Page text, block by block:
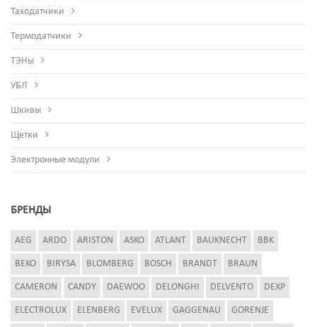
Таходатчики
Термодатчики
ТЭНы
УБЛ
Шкивы
Щетки
Электронные модули
БРЕНДЫ
AEG ARDO ARISTON ASKO ATLANT BAUKNECHT BBK
BEKO BIRYSA BLOMBERG BOSCH BRANDT BRAUN
CAMERON CANDY DAEWOO DELONGHI DELVENTO DEXP
ELECTROLUX ELENBERG EVELUX GAGGENAU GORENJE